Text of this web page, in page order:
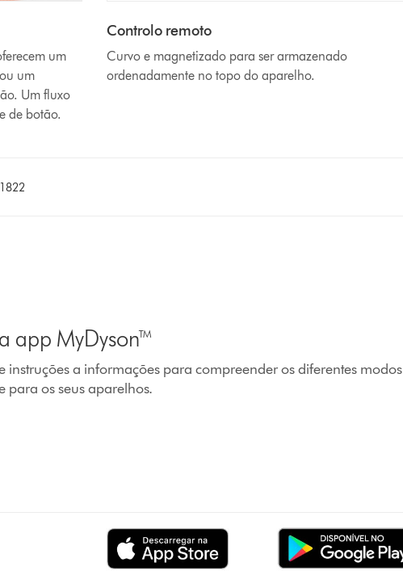
um
um
Um fluxo
de botão.
Controlo remoto
Curvo e magnetizado para ser armazenado
ordenadamente no topo do aparelho.
app MyDyson™
instruções a informações para compreender os diferentes modos
para os seus aparelhos.